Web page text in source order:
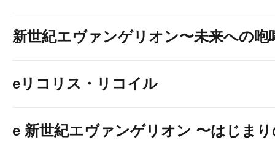
新世紀エヴァンゲリオン〜未来への咆
eリコリス・リコイル
e 新世紀エヴァンゲリオン 〜はじま